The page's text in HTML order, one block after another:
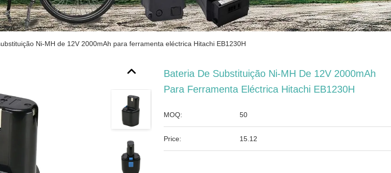
Ni-MH de 12V 2000mAh para ferramenta eléctrica Hitachi EB1230H
Bateria De Substituição Ni-MH De 12V 2000mAh
Para Ferramenta Eléctrica Hitachi EB1230H
MOQ: 50
Price: 15.12